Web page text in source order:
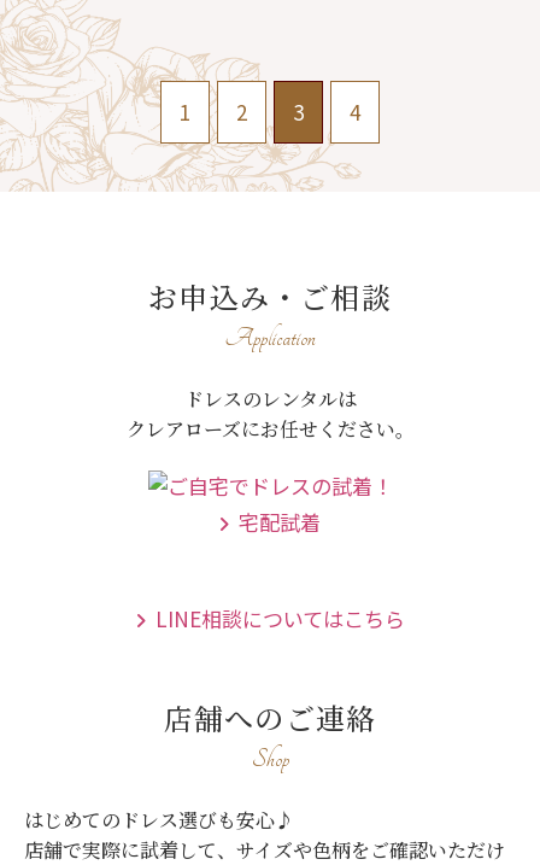
1 2 3 4
お申込み・ご相談
Application
ドレスのレンタルは
クレアローズにお任せください。
宅配試着
LINE相談についてはこちら
店舗へのご連絡
Shop
はじめてのドレス選びも安心♪
店舗で実際に試着して、サイズや色柄をご確認いただけ